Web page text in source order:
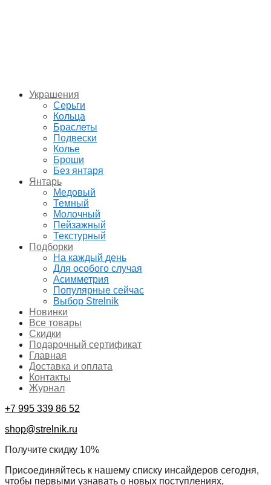
Украшения
Серьги
Кольца
Браслеты
Подвески
Колье
Броши
Без янтаря
Янтарь
Медовый
Темный
Молочный
Пейзажный
Текстурный
Подборки
На каждый день
Для особого случая
Асимметрия
Популярные сейчас
Выбор Strelnik
Новинки
Все товары
Скидки
Подарочный сертификат
Главная
Доставка и оплата
Контакты
Журнал
+7 995 339 86 52
shop@strelnik.ru
Получите скидку 10%
Присоединяйтесь к нашему списку инсайдеров сегодня,
чтобы первыми узнавать о новых поступлениях,